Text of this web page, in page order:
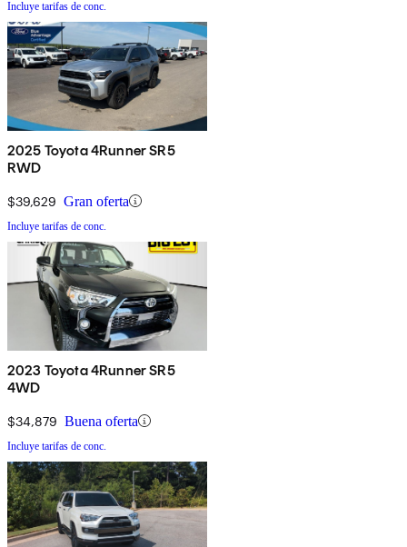
Incluye tarifas de conc.
2025 Toyota 4Runner SR5
RWD
$39,629 Gran oferta
Incluye tarifas de conc.
2023 Toyota 4Runner SR5
4WD
$34,879 Buena oferta
Incluye tarifas de conc.